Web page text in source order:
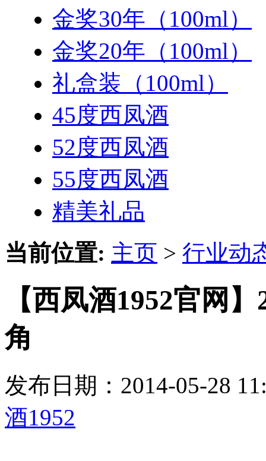
金奖30年（100ml）
金奖20年（100ml）
礼盒装（100ml）
45度西凤酒
52度西凤酒
55度西凤酒
精美礼品
当前位置: 主页 > 行业动
【西凤酒1952官网
角
发布日期：2014-05-28
酒1952